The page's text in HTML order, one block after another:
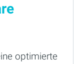
optimierte